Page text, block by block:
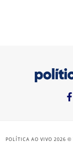
POLÍTICA AO VIVO 2026 ©